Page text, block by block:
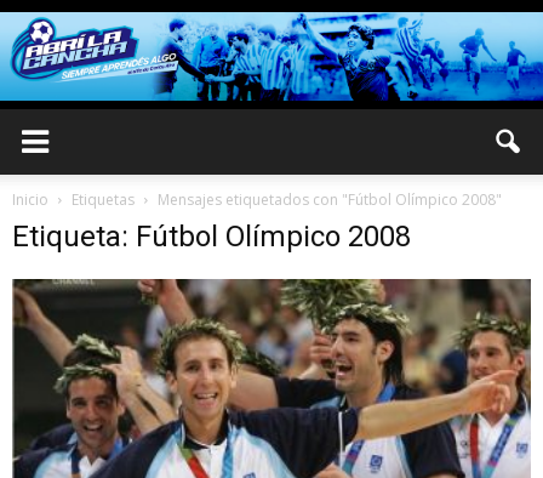
Inicio Etiquetas Mensajes etiquetados con "Fútbol Olímpico 2008"
Etiqueta: Fútbol Olímpico 2008